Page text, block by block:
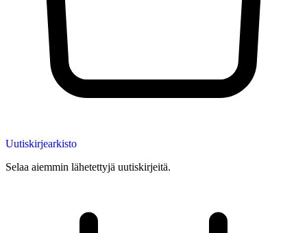
Uutiskirjearkisto
Selaa aiemmin lähetettyjä uutiskirjeitä.